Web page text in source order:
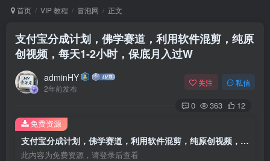
首页 VIP 教程 冒泡网 正文
支付宝分成计划，佛学赛道，利用软件混剪，纯原
创视频，每天1-2小时，保底月入过W
adminHY
2年前发布
关注 私信
0 363 12
支付宝分成计划，佛学赛道，利用软件混剪，纯原创视频，每天1-2小时，保底月入过W
此内容为免费资源，请登录后查看
免费资源